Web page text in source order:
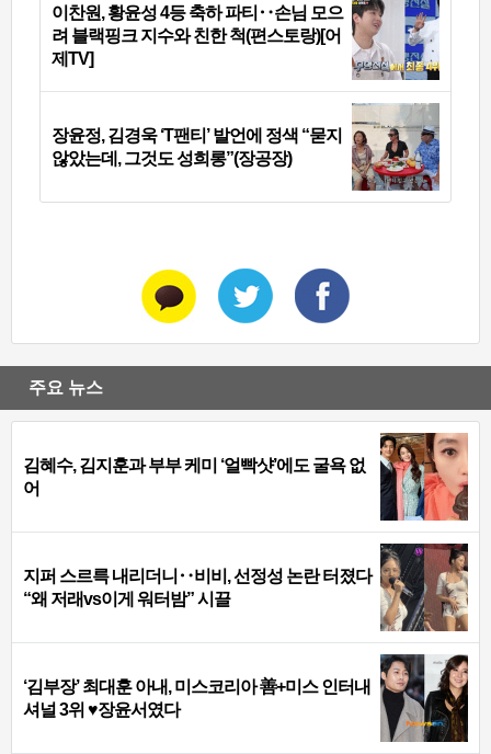
이찬원, 황윤성 4등 축하 파티‥손님 모으
려 블랙핑크 지수와 친한 척(편스토랑)[어
제TV]
장윤정, 김경욱 ‘T팬티’ 발언에 정색 “묻지
않았는데, 그것도 성희롱”(장공장)
주요 뉴스
김혜수, 김지훈과 부부 케미 ‘얼빡샷’에도 굴욕 없
어
지퍼 스르륵 내리더니‥비비, 선정성 논란 터졌다
“왜 저래vs이게 워터밤” 시끌
‘김부장’ 최대훈 아내, 미스코리아 善+미스 인터내
셔널 3위 ♥장윤서였다